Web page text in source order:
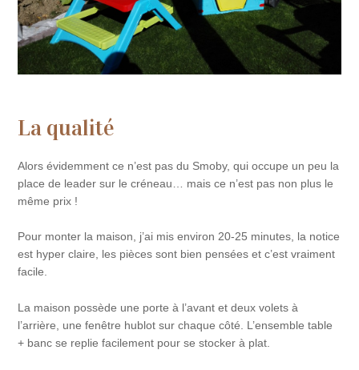
La qualité
Alors évidemment ce n’est pas du Smoby, qui occupe un peu la
place de leader sur le créneau… mais ce n’est pas non plus le
même prix !
Pour monter la maison, j’ai mis environ 20-25 minutes, la notice
est hyper claire, les pièces sont bien pensées et c’est vraiment
facile.
La maison possède une porte à l’avant et deux volets à
l’arrière, une fenêtre hublot sur chaque côté. L’ensemble table
+ banc se replie facilement pour se stocker à plat.